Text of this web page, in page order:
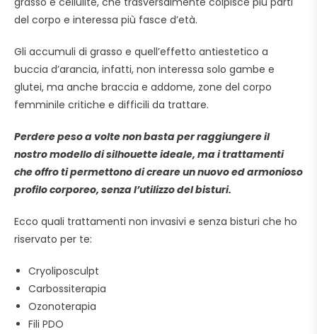
del corpo e interessa più fasce d’età.
Gli accumuli di grasso e quell’effetto antiestetico a
buccia d’arancia, infatti, non interessa solo gambe e
glutei, ma anche braccia e addome, zone del corpo
femminile critiche e difficili da trattare.
Perdere peso a volte non basta per raggiungere il
nostro modello di silhouette ideale, ma i trattamenti
che offro ti permettono di creare un nuovo ed armonioso
profilo corporeo, senza l’utilizzo del bisturi.
Ecco quali trattamenti non invasivi e senza bisturi che ho
riservato per te:
Cryoliposculpt
Carbossiterapia
Ozonoterapia
Fili PDO